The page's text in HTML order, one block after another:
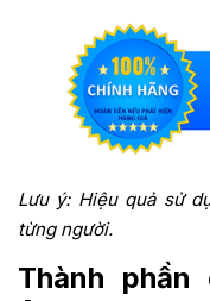
Lưu ý: Hiệu quả sử
từng người.
Thành